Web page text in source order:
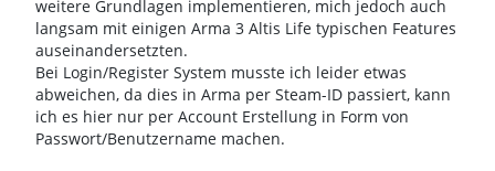
weitere Grundlagen implementieren, mich jedoch auch
langsam mit einigen Arma 3 Altis Life typischen Features
auseinandersetzten.
Bei Login/Register System musste ich leider etwas
abweichen, da dies in Arma per Steam-ID passiert, kann
ich es hier nur per Account Erstellung in Form von
Passwort/Benutzername machen.